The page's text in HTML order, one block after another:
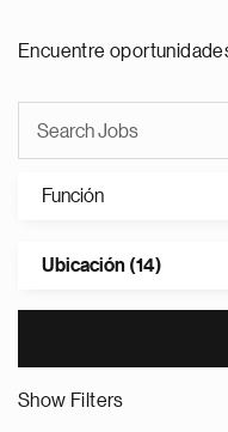
Encuentre
Función
Ubicación (14)
Show Filters